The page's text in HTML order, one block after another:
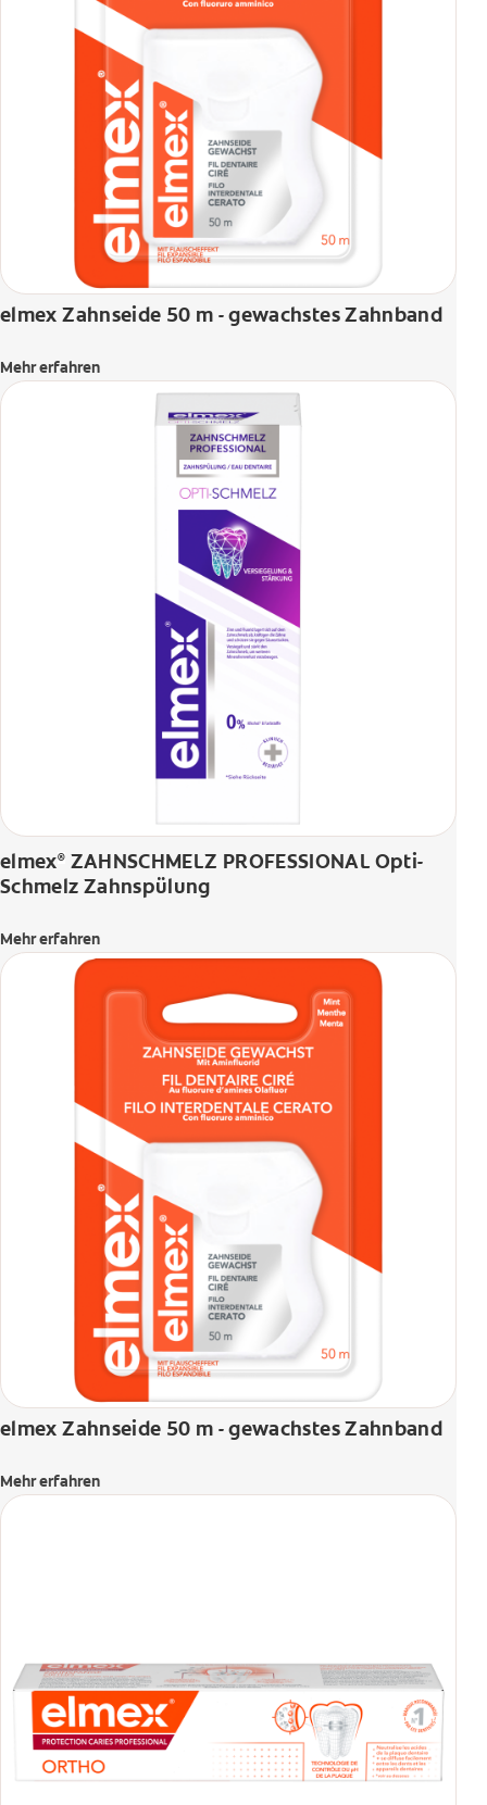
elmex Zahnseide 50 m - gewachstes Zahnband
Mehr erfahren
elmex® ZAHNSCHMELZ PROFESSIONAL Opti-
Schmelz Zahnspülung
Mehr erfahren
elmex Zahnseide 50 m - gewachstes Zahnband
Mehr erfahren